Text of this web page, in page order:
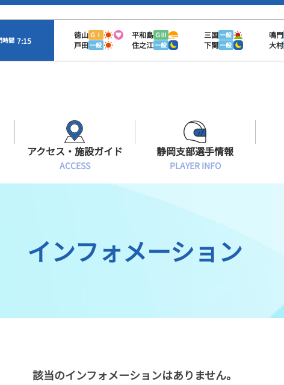
時間 7:15
徳山 ＧⅠ 平和島 ＧⅢ 三国一般 鳴門
戸田一般 住之江一般 下関一般 大村
出目データ
水面特性・進入コース別情報
アクセス・施設ガイド
ACCESS
有料席情報
Mooovi浜名湖
静岡支部選手情報
PLAYER INFO
選手募集
レーサーズファイル
インフォメーション
該当のインフォメーションはありません。